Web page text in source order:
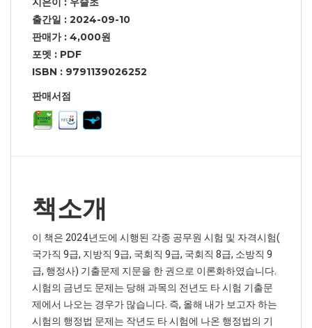
출간일 : 2024-09-10
판매가 : 4,000원
포멧 : PDF
ISBN : 9791139026252
판매서점
책소개
이 책은 2024년도에 시행된 각종 공무원 시험 및 자격시험(
국가직 9급, 지방직 9급, 국회직 9급, 국회직 8급, 소방직 9
급, 행정사) 기출문제 지문을 한 권으로 이론화하였습니다.
시험의 금년도 문제는 당해 과목의 전년도 타 시험 기출문
제에서 나오는 경우가 많습니다. 즉, 올해 내가 보고자 하는
시험의 행정법 문제는 작년도 타 시험에 나온 행정법의 기